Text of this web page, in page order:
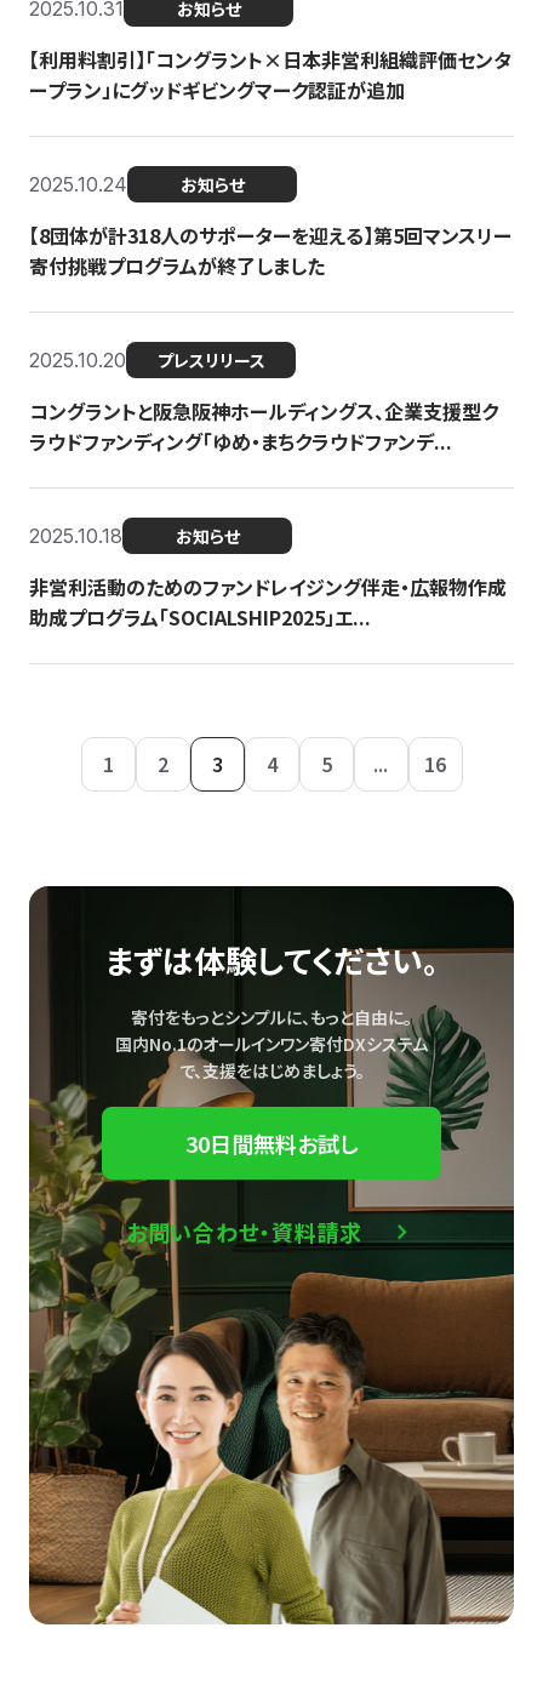
2025.10.31 お知らせ
【利用料割引】「コングラント×日本非営利組織評価センタ
ープラン」にグッドギビングマーク認証が追加
2025.10.24 お知らせ
【8団体が計318人のサポーターを迎える】​​第5回マンスリー
寄付挑戦プログラムが終了しました
2025.10.20 プレスリリース
コングラントと阪急阪神ホールディングス、企業支援型ク
ラウドファンディング「ゆめ・まちクラウドファンデ...
2025.10.18 お知らせ
非営利活動のためのファンドレイジング伴走・広報物作成
助成プログラム「SOCIALSHIP2025」エ...
1 2 3 4 5 ... 16
まずは体験してください。
寄付をもっとシンプルに、もっと自由に。
国内No.1のオールインワン寄付DXシステム
で、支援をはじめましょう。
30日間無料お試し
お問い合わせ・資料請求